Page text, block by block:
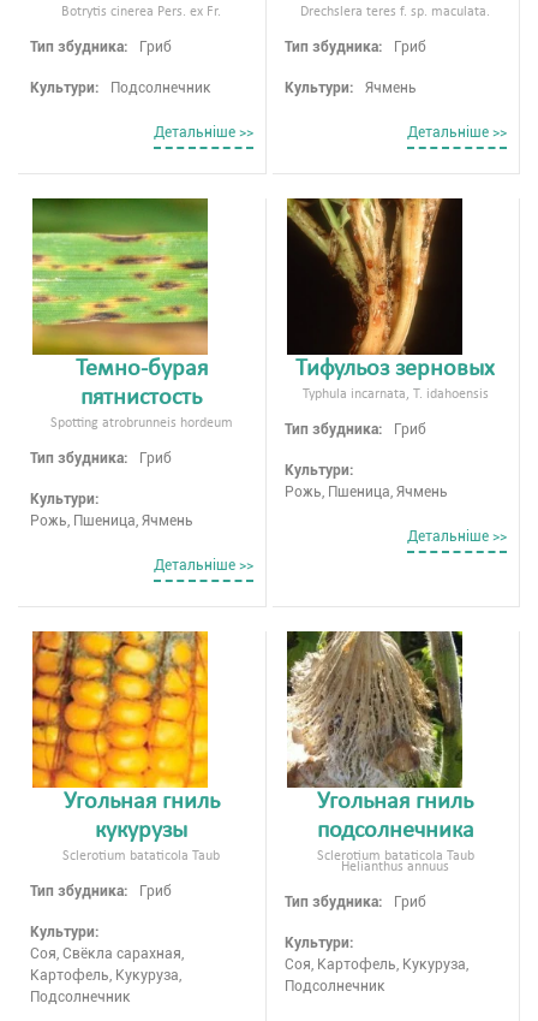
Botrytis cinerea Pers. ex Fr.
Тип збудника: Гриб
Культури: Подсолнечник
Детальнiше >>
Drechslera teres f. sp. maculata.
Тип збудника: Гриб
Культури: Ячмень
Детальнiше >>
Темно-бурая
пятнистость
Spotting atrobrunneis hordeum
Тип збудника: Гриб
Культури:
Рожь, Пшеница, Ячмень
Детальнiше >>
Тифульоз зерновых
Typhula incarnata, T. idahoensis
Тип збудника: Гриб
Культури:
Рожь, Пшеница, Ячмень
Детальнiше >>
Угольная гниль
кукурузы
Sclerotium bataticola Taub
Тип збудника: Гриб
Культури:
Соя, Свёкла сарахная,
Картофель, Кукуруза,
Подсолнечник
Угольная гниль
подсолнечника
Sclerotium bataticola Taub
Helianthus annuus
Тип збудника: Гриб
Культури:
Соя, Картофель, Кукуруза,
Подсолнечник